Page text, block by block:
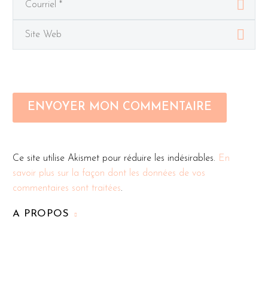
ENVOYER MON COMMENTAIRE
Ce site utilise Akismet pour réduire les indésirables. En
savoir plus sur la façon dont les données de vos
commentaires sont traitées.
A PROPOS